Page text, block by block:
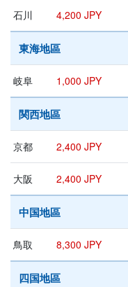
石川 4,200 JPY
東海地區
岐阜 1,000 JPY
関西地區
京都 2,400 JPY
大阪 2,400 JPY
中国地區
鳥取 8,300 JPY
四国地區